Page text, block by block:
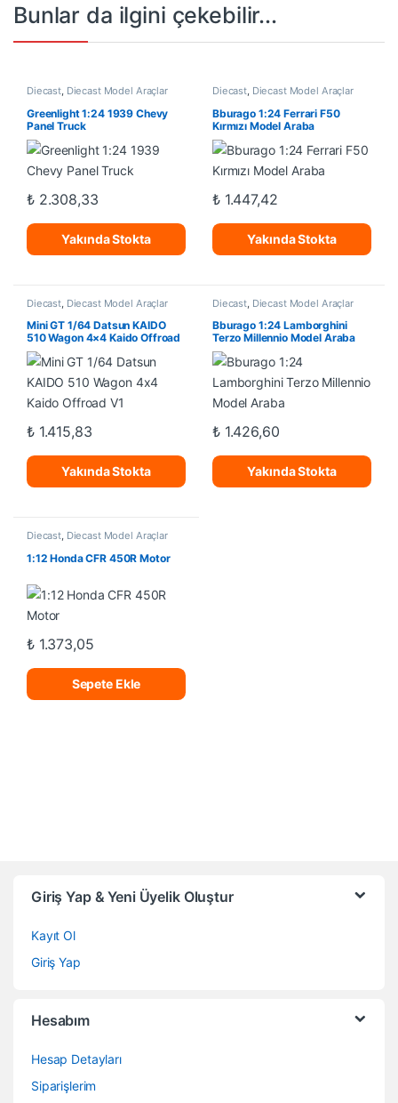
Bunlar da ilgini çekebilir...
Diecast, Diecast Model Araçlar
Greenlight 1:24 1939 Chevy
Panel Truck
₺2.308,33
Yakında Stokta
Diecast, Diecast Model Araçlar
Bburago 1:24 Ferrari F50
Kırmızı Model Araba
₺1.447,42
Yakında Stokta
Diecast, Diecast Model Araçlar
Mini GT 1/64 Datsun KAIDO
510 Wagon 4×4 Kaido Offroad
V1
₺1.415,83
Yakında Stokta
Diecast, Diecast Model Araçlar
Bburago 1:24 Lamborghini
Terzo Millennio Model Araba
₺1.426,60
Yakında Stokta
Diecast, Diecast Model Araçlar
1:12 Honda CFR 450R Motor
₺1.373,05
Sepete Ekle
Giriş Yap & Yeni Üyelik Oluştur
Kayıt Ol
Giriş Yap
Hesabım
Hesap Detayları
Siparişlerim